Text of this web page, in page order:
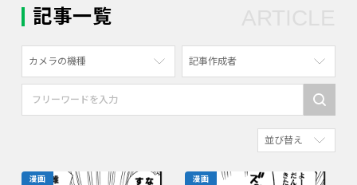
記事一覧
カメラの機種
すべて
PENTAX K-70
PENTAX K-1
記事作成者
すべて
写真家
漫画家
並び替え
新着順
漫画 漫画